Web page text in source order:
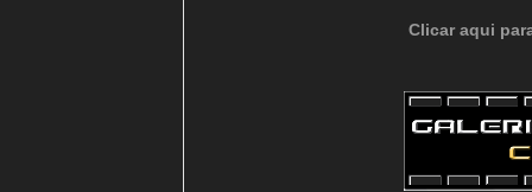
Clicar aqui